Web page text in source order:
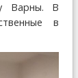
Варны. В
в